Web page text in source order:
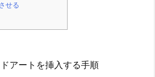
せる
アートを挿入する手順